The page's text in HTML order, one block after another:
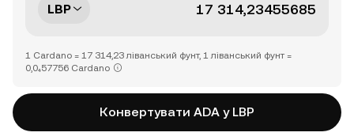
LBP
1 Cardano = 17 314,23 ліванський фунт, 1 ліванський фунт =
0,0₄57756 Cardano
Конвертувати ADA у LBP